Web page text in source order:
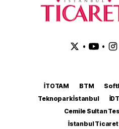
• •
İTOTAM BTM
Teknopark İstanbul
Cemile Sultan
İstanbul